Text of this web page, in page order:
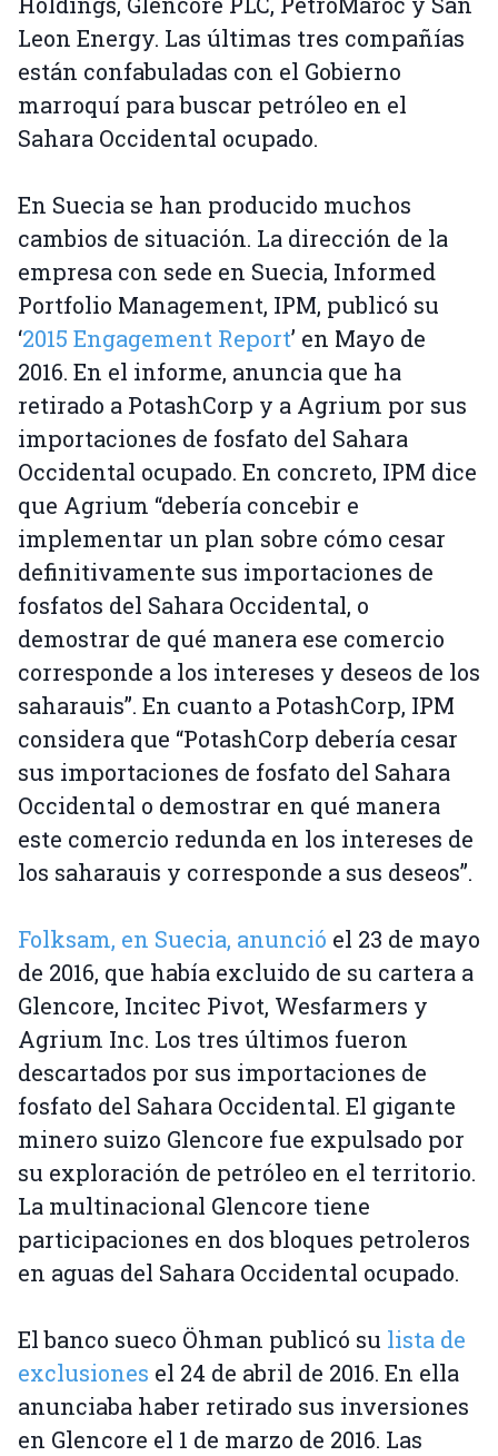
Leon Energy. Las últimas tres compañías
están confabuladas con el Gobierno
marroquí para buscar petróleo en el
Sahara Occidental ocupado.
En Suecia se han producido muchos
cambios de situación. La dirección de la
empresa con sede en Suecia, Informed
Portfolio Management, IPM, publicó su
‘2015 Engagement Report’ en Mayo de
2016. En el informe, anuncia que ha
retirado a PotashCorp y a Agrium por sus
importaciones de fosfato del Sahara
Occidental ocupado. En concreto, IPM dice
que Agrium “debería concebir e
implementar un plan sobre cómo cesar
definitivamente sus importaciones de
fosfatos del Sahara Occidental, o
demostrar de qué manera ese comercio
corresponde a los intereses y deseos de los
saharauis”. En cuanto a PotashCorp, IPM
considera que “PotashCorp debería cesar
sus importaciones de fosfato del Sahara
Occidental o demostrar en qué manera
este comercio redunda en los intereses de
los saharauis y corresponde a sus deseos”.
Folksam, en Suecia, anunció el 23 de mayo
de 2016, que había excluido de su cartera a
Glencore, Incitec Pivot, Wesfarmers y
Agrium Inc. Los tres últimos fueron
descartados por sus importaciones de
fosfato del Sahara Occidental. El gigante
minero suizo Glencore fue expulsado por
su exploración de petróleo en el territorio.
La multinacional Glencore tiene
participaciones en dos bloques petroleros
en aguas del Sahara Occidental ocupado.
El banco sueco Öhman publicó su lista de
exclusiones el 24 de abril de 2016. En ella
anunciaba haber retirado sus inversiones
en Glencore el 1 de marzo de 2016. Las